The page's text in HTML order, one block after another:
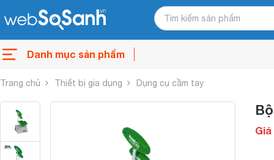
Danh mục sản phẩm
Trang chủ Thiết bị gia dụng Dụng cụ cầm tay
Giá